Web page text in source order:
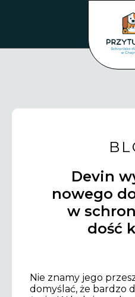
Devin
nowego
w
dość
Nie znamy jego
domyślać, że bardzo